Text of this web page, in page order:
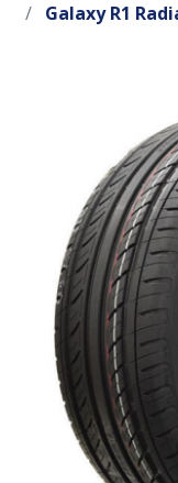
Galaxy R1